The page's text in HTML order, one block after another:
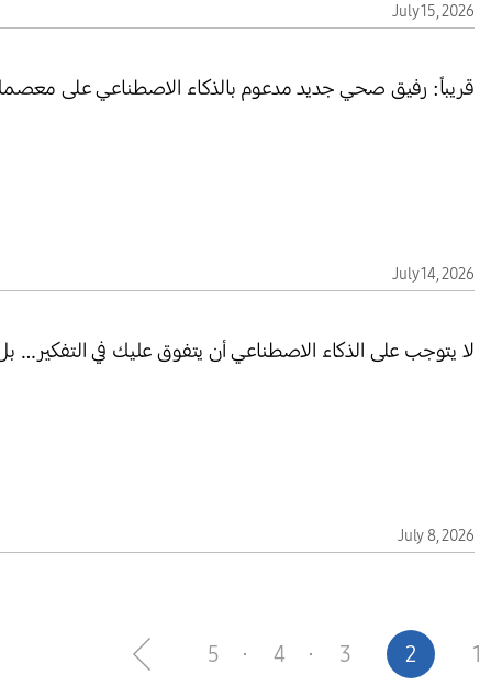
July 15, 2026
قريباً: رفيق صحي جديد مدعوم بالذكاء الاصطناعي على
July 14, 2026
لا يتوجب على الذكاء الاصطناعي أن يتفوق عليك في
July 8, 2026
1
2
3
4
5